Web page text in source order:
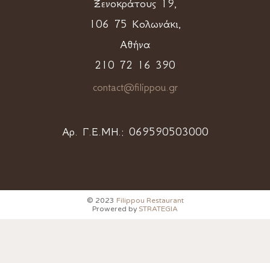
Ξενοκράτους 19,
106 75 Κολωνάκι,
Αθήνα
210 72 16 390
contact@filippou.gr
Αρ. Γ.Ε.ΜΗ.: 069590503000
© 2023 Filippou Restaurant
Prowered by STRATEGIA